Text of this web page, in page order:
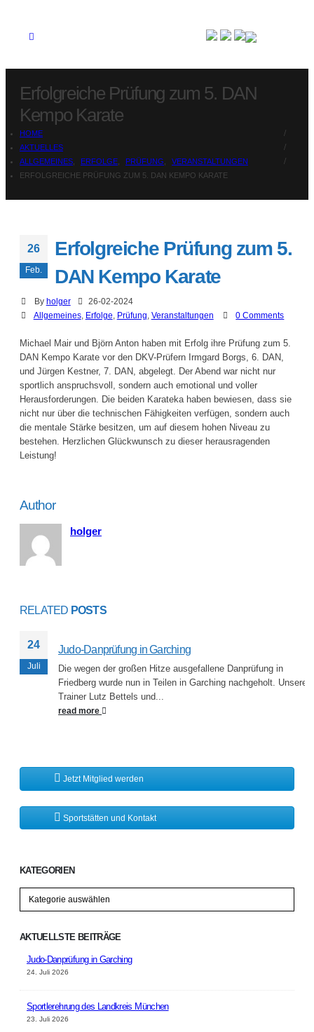
Erfolgreiche Prüfung zum 5. DAN
Kempo Karate
HOME
AKTUELLES
ALLGEMEINES
ERFOLGE PRÜFUNG
VERANSTALTUNGEN
ERFOLGREICHE PRÜFUNG ZUM 5. DAN KEMPO KARATE
26
Feb.
Erfolgreiche Prüfung zum 5.
DAN Kempo Karate
By holger
26-02-2024
Allgemeines, Erfolge Prüfung Veranstaltungen 0 Comments
Michael Mair und Björn Anton haben mit Erfolg ihre Prüfung zum 5.
DAN Kempo Karate vor den DKV-Prüfern Irmgard Borgs, 6. DAN,
und Jürgen Kestner, 7. DAN, abgelegt. Der Abend war nicht nur
sportlich anspruchsvoll, sondern auch emotional und voller
Herausforderungen. Die beiden Karateka haben bewiesen, dass sie
nicht nur über die technischen Fähigkeiten verfügen, sondern auch
die mentale Stärke besitzen, um auf diesem hohen Niveau zu
bestehen. Herzlichen Glückwunsch zu dieser herausragenden
Leistung!
Author
holger
RELATED POSTS
24
Juli
Judo-Danprüfung in Garching
Die wegen der großen Hitze ausgefallene Danprüfung in
Friedberg wurde nun in Teilen in Garching nachgeholt. Unsere
Trainer Lutz Bettels und...
read more
Jetzt Mitglied werden
Sportstätten und Kontakt
KATEGORIEN
Kategorien
AKTUELLSTE BEITRÄGE
Judo-Danprüfung in Garching
24. Juli 2026
Sportlerehrung des Landkreis München
23. Juli 2026